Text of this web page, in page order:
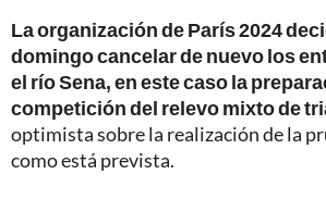
La organización de París 2024
domingo cancelar de nuevo los
el río Sena, en este caso la
competición del relevo mixto de
optimista sobre la realización de la
como está prevista.